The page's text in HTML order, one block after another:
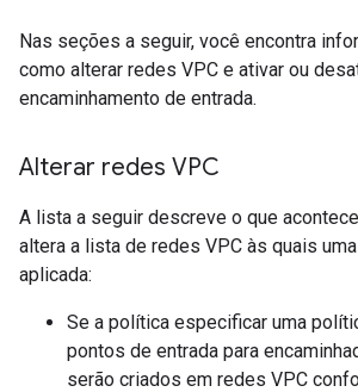
Nas seções a seguir, você encontra
como alterar redes VPC e ativar ou
encaminhamento de entrada.
Alterar redes VPC
A lista a seguir descreve o que
altera a lista de redes VPC às quais
aplicada:
Se a política especificar uma
pontos de entrada para
serão criados em redes VPC